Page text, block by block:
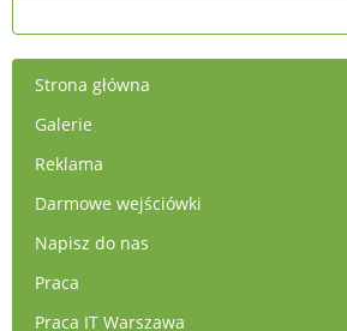
Strona główna
Galerie
Reklama
Darmowe wejściówki
Napisz do nas
Praca
Praca IT Warszawa